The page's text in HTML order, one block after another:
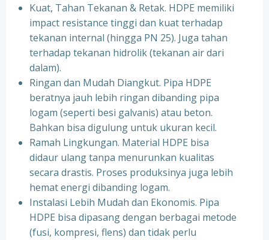
Kuat, Tahan Tekanan & Retak. HDPE memiliki
impact resistance tinggi dan kuat terhadap
tekanan internal (hingga PN 25). Juga tahan
terhadap tekanan hidrolik (tekanan air dari
dalam).
Ringan dan Mudah Diangkut. Pipa HDPE
beratnya jauh lebih ringan dibanding pipa
logam (seperti besi galvanis) atau beton.
Bahkan bisa digulung untuk ukuran kecil.
Ramah Lingkungan. Material HDPE bisa
didaur ulang tanpa menurunkan kualitas
secara drastis. Proses produksinya juga lebih
hemat energi dibanding logam.
Instalasi Lebih Mudah dan Ekonomis. Pipa
HDPE bisa dipasang dengan berbagai metode
(fusi, kompresi, flens) dan tidak perlu